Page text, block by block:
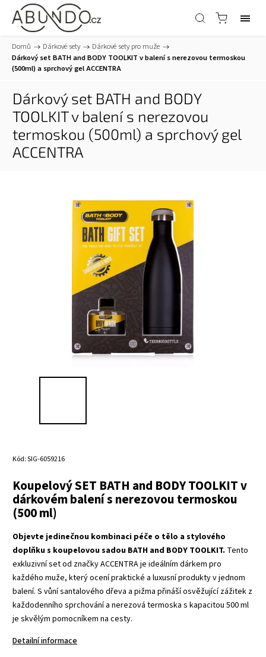
Domů / Dárkové sety / Dárkové sety pro muže /
Dárkový set BATH and BODY TOOLKIT v balení s nerezovou termoskou
(500ml) a sprchový gel ACCENTRA
Dárkový set BATH and BODY
TOOLKIT v balení s nerezovou
termoskou (500ml) a sprchový gel
ACCENTRA
Kód:SIG-6059216
Koupelový SET BATH and BODY TOOLKIT v
dárkovém balení s nerezovou termoskou
(500 ml)
Objevte jedinečnou kombinaci péče o tělo a stylového
doplňku s koupelovou sadou BATH and BODY TOOLKIT. Tento
exkluzivní set od značky ACCENTRA je ideálním dárkem pro
každého muže, který ocení praktické a luxusní produkty v jednom
balení. S vůní santalového dřeva a pižma přináší osvěžující zážitek z
každodenního sprchování a nerezová termoska s kapacitou 500 ml
je skvělým pomocníkem na cesty.
Detailní informace